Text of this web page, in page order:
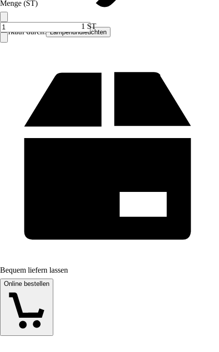
Verkauf durch: Lampenundleuchten
Menge (ST)
1 ST
Bequem liefern lassen
Online bestellen